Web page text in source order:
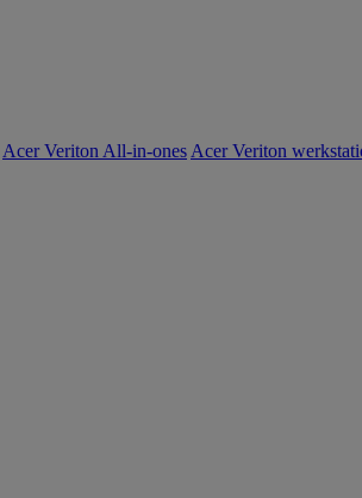
Acer Veriton All-in-ones Acer Veriton